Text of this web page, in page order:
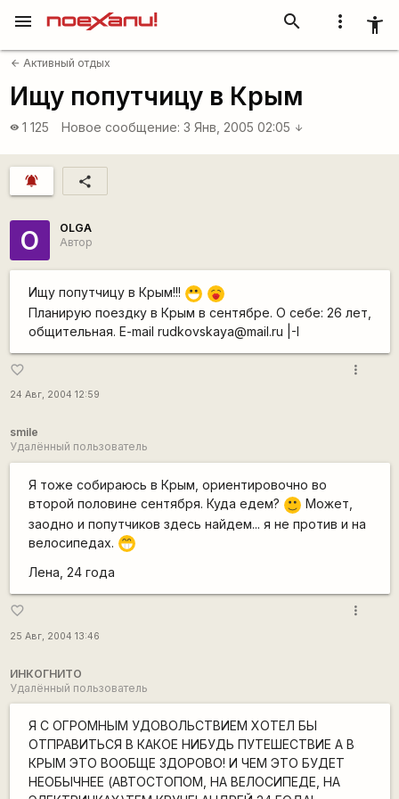
more_vert accessibility_new
search
menu
arrow_back Активный отдых
Ищу попутчицу в Крым
visibility 1 125 Новое сообщение: 3 Янв, 2005 02:05 arrow_downward
notifications_active share
O
OLGA
Автор
Ищу попутчицу в Крым!!! :D :-*
Планирую поездку в Крым в сентябре. О себе: 26 лет,
общительная. Е-mail rudkovskaya@mail.ru |-I
favorite_border
24 Авг, 2004 12:59
more_vert
smile
Удалённый пользователь
Я тоже собираюсь в Крым, ориентировочно во
второй половине сентября. Куда едем?
:)
Может,
заодно и попутчиков здесь найдем... я не против и на
велосипедах. ;D
Лена, 24 года
favorite_border
25 Авг, 2004 13:46
more_vert
ИНКОГНИТО
Удалённый пользователь
Я С ОГРОМНЫМ УДОВОЛЬСТВИЕМ ХОТЕЛ БЫ
ОТПРАВИТЬСЯ В КАКОЕ НИБУДЬ ПУТЕШЕСТВИЕ А В
КРЫМ ЭТО ВООБЩЕ ЗДОРОВО! И ЧЕМ ЭТО БУДЕТ
НЕОБЫЧНЕЕ (АВТОСТОПОМ, НА ВЕЛОСИПЕДЕ, НА